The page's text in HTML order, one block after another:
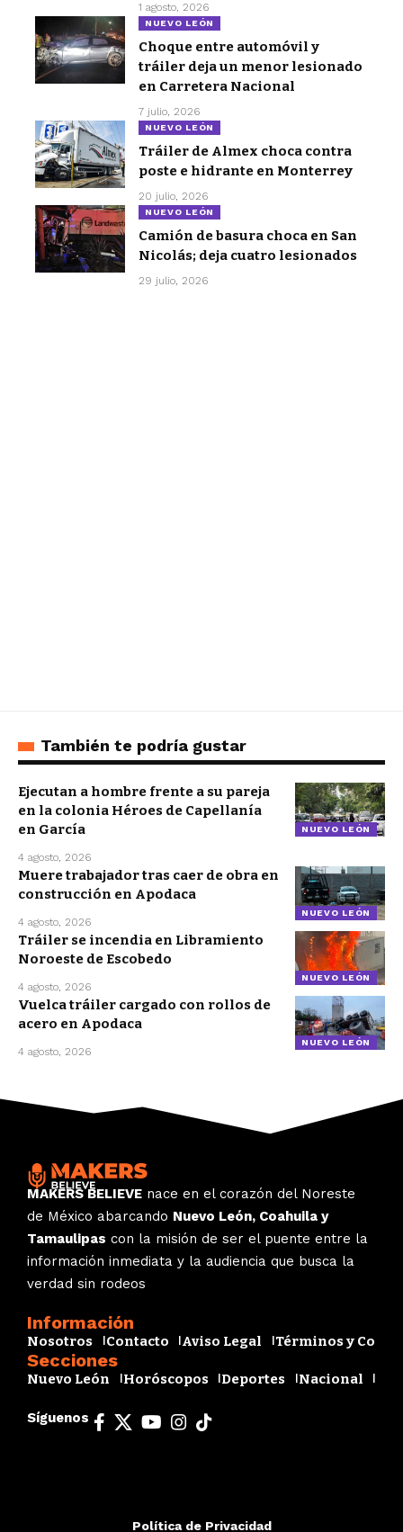
1 agosto, 2026
NUEVO LEÓN
Choque entre automóvil y
tráiler deja un menor lesionado
en Carretera Nacional
7 julio, 2026
NUEVO LEÓN
Tráiler de Almex choca contra
poste e hidrante en Monterrey
20 julio, 2026
NUEVO LEÓN
Camión de basura choca en San
Nicolás; deja cuatro lesionados
29 julio, 2026
También te podría gustar
NUEVO LEÓN
Ejecutan a hombre frente a su pareja
en la colonia Héroes de Capellanía
en García
4 agosto, 2026
NUEVO LEÓN
Muere trabajador tras caer de obra en
construcción en Apodaca
4 agosto, 2026
NUEVO LEÓN
Tráiler se incendia en Libramiento
Noroeste de Escobedo
4 agosto, 2026
NUEVO LEÓN
Vuelca tráiler cargado con rollos de
acero en Apodaca
4 agosto, 2026
MAKERS BELIEVE nace en el corazón del Noreste
de México abarcando Nuevo León, Coahuila y
Tamaulipas con la misión de ser el puente entre la
información inmediata y la audiencia que busca la
verdad sin rodeos
Información
Nosotros Contacto Aviso Legal Términos y
Secciones
Nuevo León Horóscopos Deportes Nacional
Síguenos
Política de Privacidad